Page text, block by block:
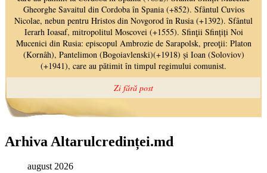
Arhiva Altarulcredinței.md
august 2026